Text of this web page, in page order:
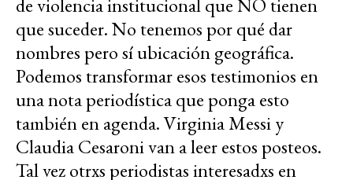
de violencia institucional que NO tienen
que suceder. No tenemos por qué dar
nombres pero sí ubicación geográfica.
Podemos transformar esos testimonios en
una nota periodística que ponga esto
también en agenda. Virginia Messi y
Claudia Cesaroni van a leer estos posteos.
Tal vez otrxs periodistas interesadxs en